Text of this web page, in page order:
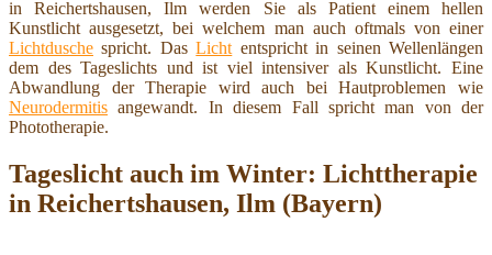
in Reichertshausen, Ilm werden Sie als Patient einem hellen
Kunstlicht ausgesetzt, bei welchem man auch oftmals von einer
Lichtdusche spricht. DasLicht entspricht in seinen Wellenlängen
dem des Tageslichts und ist viel intensiver als Kunstlicht. Eine
Abwandlung der Therapie wird auch bei Hautproblemen wie
Neurodermitis angewandt. In diesem Fall spricht man von der
Phototherapie.
Tageslicht auch im Winter: Lichttherapie
in Reichertshausen, Ilm (Bayern)